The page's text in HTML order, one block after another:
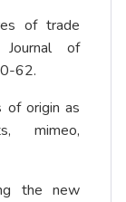
of trade
of
62.
of origin as
mimeo,
the new